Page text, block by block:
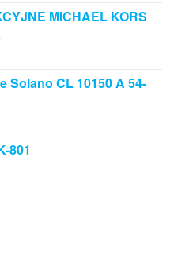
MICHAEL KORS
Solano CL 10150 A 54-
801